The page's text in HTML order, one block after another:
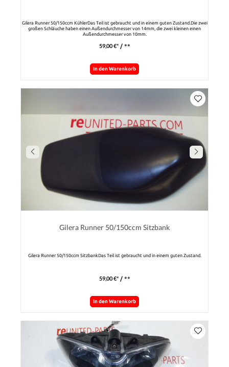
Gilera Runner 50/150ccm KühlerDas Teil ist gebraucht und in einem guten Zustand.Die zwei
großen Schläuche haben einen Außendurchmesser von 14mm, die zwei kleinen einen
Außendurchmesser von 10mm.
59,00 €* / **
In den Warenkorb
Gilera Runner 50/150ccm Sitzbank
Gilera Runner 50/150ccm SitzbankDas Teil ist gebraucht und in einem guten Zustand.
59,00 €* / **
In den Warenkorb